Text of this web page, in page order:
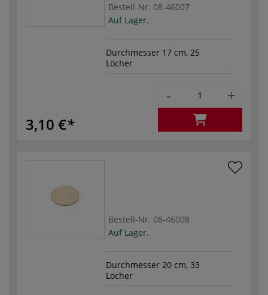
Bestell-Nr. 08-46007
Auf Lager.
Durchmesser 17 cm, 25
Löcher
3,10 €
- +
Bestell-Nr. 08-46008
Auf Lager.
Durchmesser 20 cm, 33
Löcher